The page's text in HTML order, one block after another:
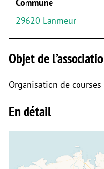
Commune
29620 Lanmeur
Objet de
Organisation de courses
En détail